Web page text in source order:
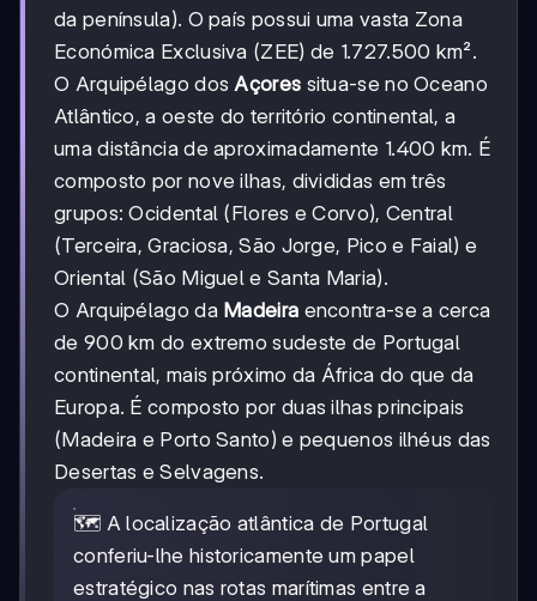
da península). O país possui uma vasta Zona
Económica Exclusiva (ZEE) de 1.727.500 km².
O Arquipélago dos Açores situa-se no Oceano
Atlântico, a oeste do território continental, a
uma distância de aproximadamente 1.400 km. É
composto por nove ilhas, divididas em três
grupos: Ocidental (Flores e Corvo), Central
(Terceira, Graciosa, São Jorge, Pico e Faial) e
Oriental (São Miguel e Santa Maria).
O Arquipélago da Madeira encontra-se a cerca
de 900 km do extremo sudeste de Portugal
continental, mais próximo da África do que da
Europa. É composto por duas ilhas principais
(Madeira e Porto Santo) e pequenos ilhéus das
Desertas e Selvagens.
🗺️ A localização atlântica de Portugal
conferiu-lhe historicamente um papel
estratégico nas rotas marítimas entre a